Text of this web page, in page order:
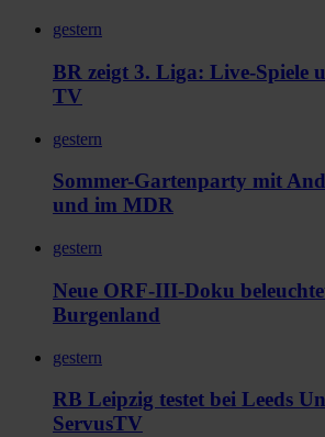
gestern
BR zeigt 3. Liga: Live-Spiele
TV
gestern
Sommer-Gartenparty mit
und im MDR
gestern
Neue ORF-III-Doku
Burgenland
gestern
RB Leipzig testet bei Leeds
ServusTV